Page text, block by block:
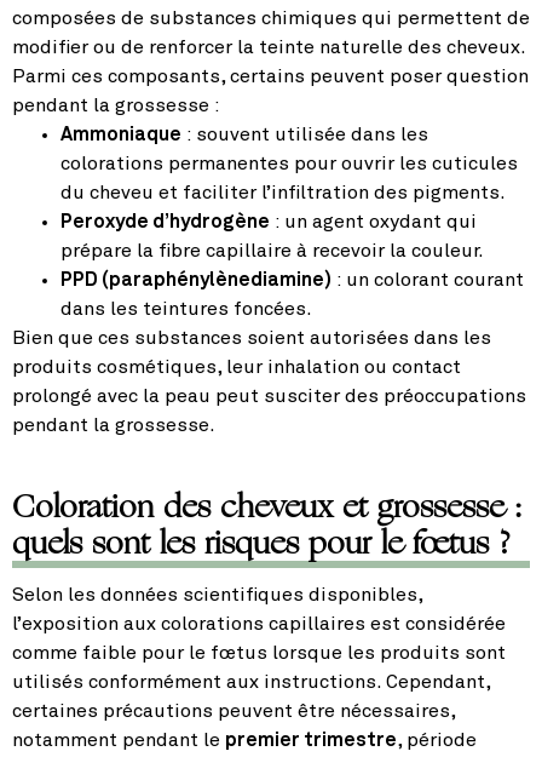
composées de substances chimiques qui permettent de
modifier ou de renforcer la teinte naturelle des cheveux.
Parmi ces composants, certains peuvent poser question
pendant la grossesse :
Ammoniaque : souvent utilisée dans les
colorations permanentes pour ouvrir les cuticules
du cheveu et faciliter l’infiltration des pigments.
Peroxyde d’hydrogène : un agent oxydant qui
prépare la fibre capillaire à recevoir la couleur.
PPD (paraphénylènediamine) : un colorant courant
dans les teintures foncées.
Bien que ces substances soient autorisées dans les
produits cosmétiques, leur inhalation ou contact
prolongé avec la peau peut susciter des préoccupations
pendant la grossesse.
Coloration des cheveux et grossesse :
quels sont les risques pour le fœtus ?
Selon les données scientifiques disponibles,
l’exposition aux colorations capillaires est considérée
comme faible pour le fœtus lorsque les produits sont
utilisés conformément aux instructions. Cependant,
certaines précautions peuvent être nécessaires,
notamment pendant le premier trimestre, période